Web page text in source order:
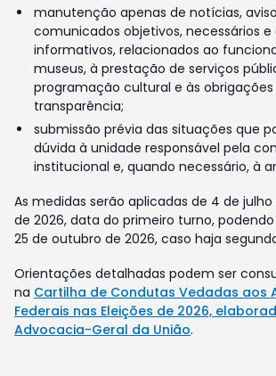
manutenção apenas de notícias,
comunicados objetivos, necessários
informativos, relacionados ao
museus, à prestação de serviços
programação cultural e às obrigações
transparência;
submissão prévia das situações que
dúvida à unidade responsável pela
institucional e, quando necessário, à
As medidas serão aplicadas de 4 de
de 2026, data do primeiro turno,
25 de outubro de 2026, caso haja
Orientações detalhadas podem ser
na Cartilha de Condutas Vedadas aos
Federais nas Eleições de 2026,
Advocacia-Geral da União.